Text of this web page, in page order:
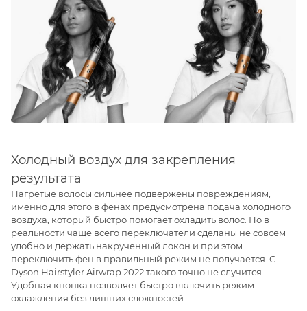
Холодный воздух для закрепления
результата
Нагретые волосы сильнее подвержены повреждениям,
именно для этого в фенах предусмотрена подача холодного
воздуха, который быстро помогает охладить волос. Но в
реальности чаще всего переключатели сделаны не совсем
удобно и держать накрученный локон и при этом
переключить фен в правильный режим не получается. С
Dyson Hairstyler Airwrap 2022 такого точно не случится.
Удобная кнопка позволяет быстро включить режим
охлаждения без лишних сложностей.